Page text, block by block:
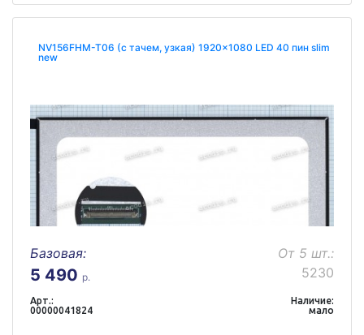
NV156FHM-T06 (с тачем, узкая) 1920x1080 LED 40 пин slim
new
Базовая:
5 490 р.
От 5 шт.:
5230
Арт.:
00000041824
Наличие:
мало